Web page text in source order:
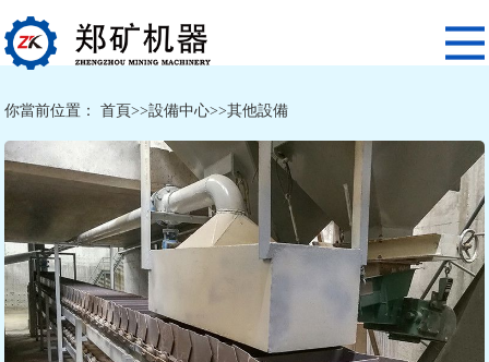
你當前位置：首頁>>設備中心>>其他設備